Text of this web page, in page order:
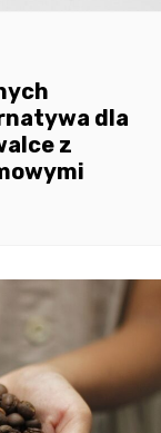
dla
z